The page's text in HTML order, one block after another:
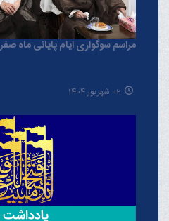
مراسم سوگواری ایام پایانی ماه صفر
02 شهریور 1404